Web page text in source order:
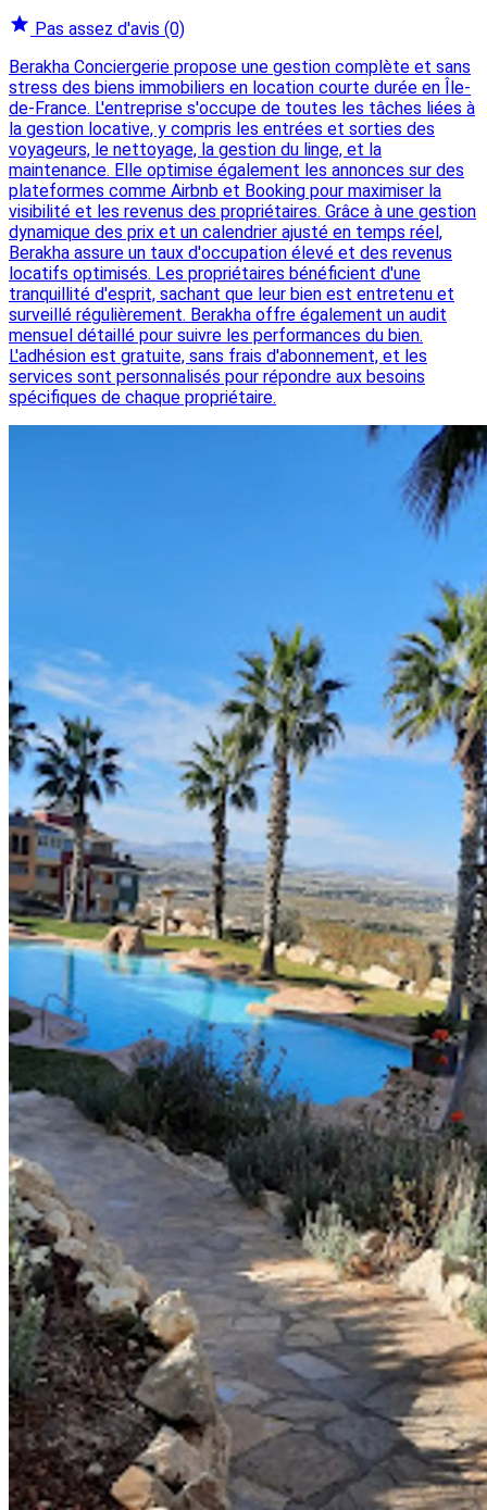
Pas assez d'avis (0)
Berakha Conciergerie propose une gestion complète et sans
stress des biens immobiliers en location courte durée en Île-
de-France. L'entreprise s'occupe de toutes les tâches liées à
la gestion locative, y compris les entrées et sorties des
voyageurs, le nettoyage, la gestion du linge, et la
maintenance. Elle optimise également les annonces sur des
plateformes comme Airbnb et Booking pour maximiser la
visibilité et les revenus des propriétaires. Grâce à une gestion
dynamique des prix et un calendrier ajusté en temps réel,
Berakha assure un taux d'occupation élevé et des revenus
locatifs optimisés. Les propriétaires bénéficient d'une
tranquillité d'esprit, sachant que leur bien est entretenu et
surveillé régulièrement. Berakha offre également un audit
mensuel détaillé pour suivre les performances du bien.
L'adhésion est gratuite, sans frais d'abonnement, et les
services sont personnalisés pour répondre aux besoins
spécifiques de chaque propriétaire.